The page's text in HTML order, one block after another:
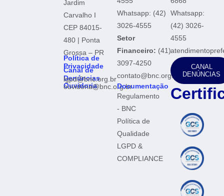
Jardim
Carvalho I
CEP 84015-
480 | Ponta
Grossa – PR
Política de
Privacidade
Canal de
Denúncias
lgpd@bnc.org.br
Ouvidoria
ouvidoria@bnc.org.br
Whatsapp: (42)
3026-4555
Setor
Financeiro: (41)
3097-4250
contato@bnc.org.br
Documentação
Regulamento
- BNC
Política de
Qualidade
LGPD &
COMPLIANCE
Whatsapp:
(42) 3026-
4555
CANAL
DENÚNCIAS